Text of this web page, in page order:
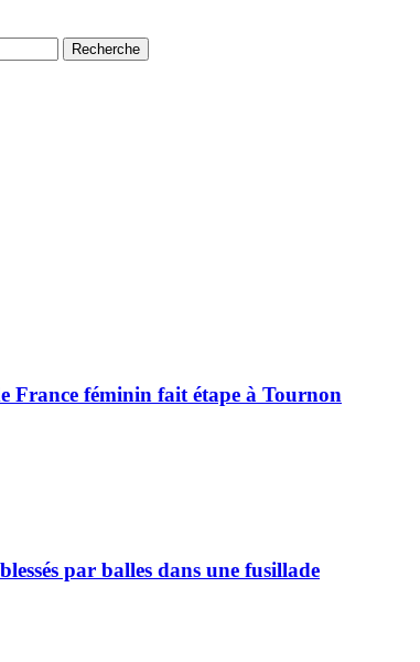
Recherche
France féminin fait étape à Tournon
par balles dans une fusillade